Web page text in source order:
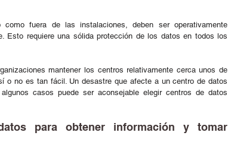
fuera de las instalaciones, deben ser operativamente
Esto requiere una sólida protección de los datos en todos los
mantener los centros relativamente cerca unos de
o no es tan fácil. Un desastre que afecte a un centro de datos
casos puede ser aconsejable elegir centros de datos
para obtener información y tomar